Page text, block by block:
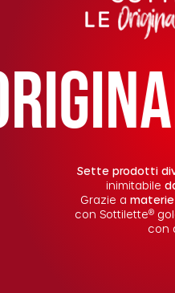
Sette prodotti
inimitabile
Grazie a
con Sottilette®
con